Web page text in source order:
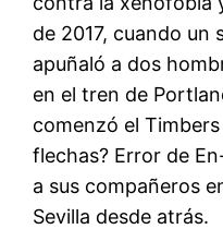
de 2017, cuando un
apuñaló a dos
en el tren de
comenzó el
flechas? Error de
a sus compañeros
Sevilla desde atrás.